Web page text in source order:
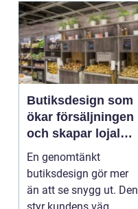
Butiksdesign som
ökar försäljningen
och skapar lojalare
kunder
En genomtänkt
butiksdesign gör mer
än att se snygg ut. Den